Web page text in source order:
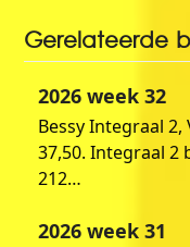
Gerelateerde
2026 week 32
Bessy Integraal
37,50. Integraal 2
212…
2026 week 31